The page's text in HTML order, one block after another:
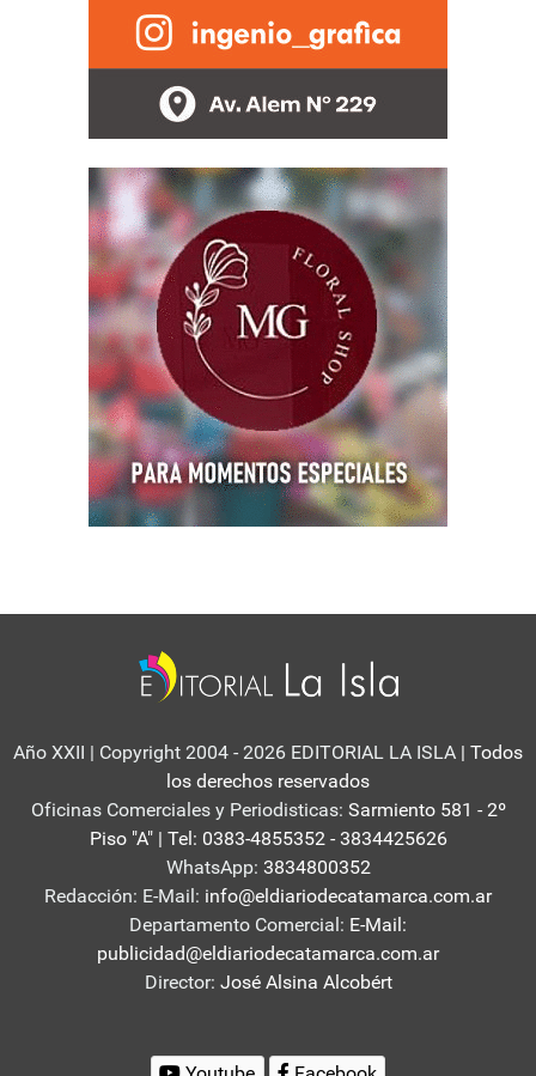
Año XXII | Copyright 2004 - 2026 EDITORIAL LA ISLA | Todos
los derechos reservados
Oficinas Comerciales y Periodisticas: Sarmiento 581 - 2º
Piso "A" | Tel: 0383-4855352 - 3834425626
WhatsApp: 3834800352
Redacción: E-Mail: info@eldiariodecatamarca.com.ar
Departamento Comercial: E-Mail:
publicidad@eldiariodecatamarca.com.ar
Director: José Alsina Alcobért